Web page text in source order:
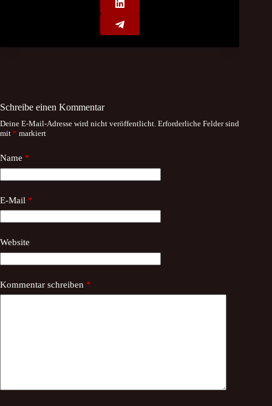
Schreibe einen Kommentar
Deine E-Mail-Adresse wird nicht veröffentlicht. Erforderliche Felder sind
mit * markiert
Name *
E-Mail *
Website
Kommentar schreiben *